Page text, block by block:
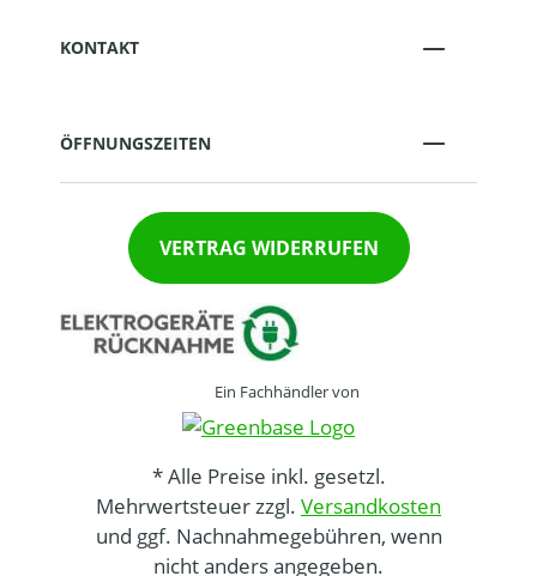
KONTAKT
ÖFFNUNGSZEITEN
VERTRAG WIDERRUFEN
Ein Fachhändler von
* Alle Preise inkl. gesetzl.
Mehrwertsteuer zzgl. Versandkosten
und ggf. Nachnahmegebühren, wenn
nicht anders angegeben.